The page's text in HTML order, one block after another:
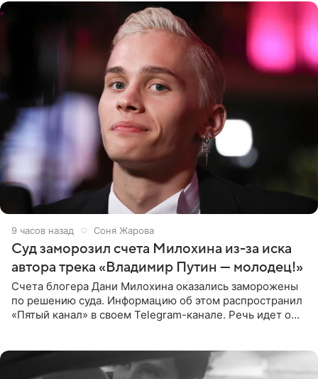
9 часов назад Соня Жарова
Суд заморозил счета Милохина из-за иска
автора трека «Владимир Путин — молодец!»
Счета блогера Дани Милохина оказались заморожены
по решению суда. Информацию об этом распространил
«Пятый канал» в своем Telegram-канале. Речь идет о